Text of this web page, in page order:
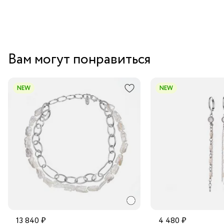
Вам могут понравиться
NEW
13 840 ₽
NEW
4 480 ₽